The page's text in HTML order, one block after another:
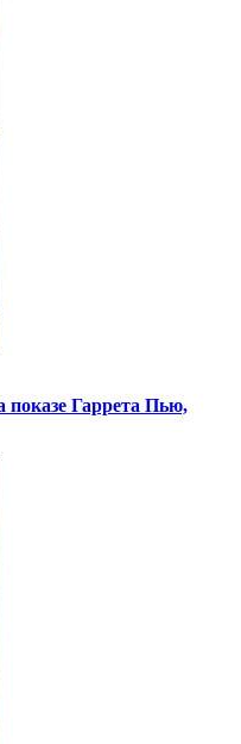
показе Гаррета Пью,